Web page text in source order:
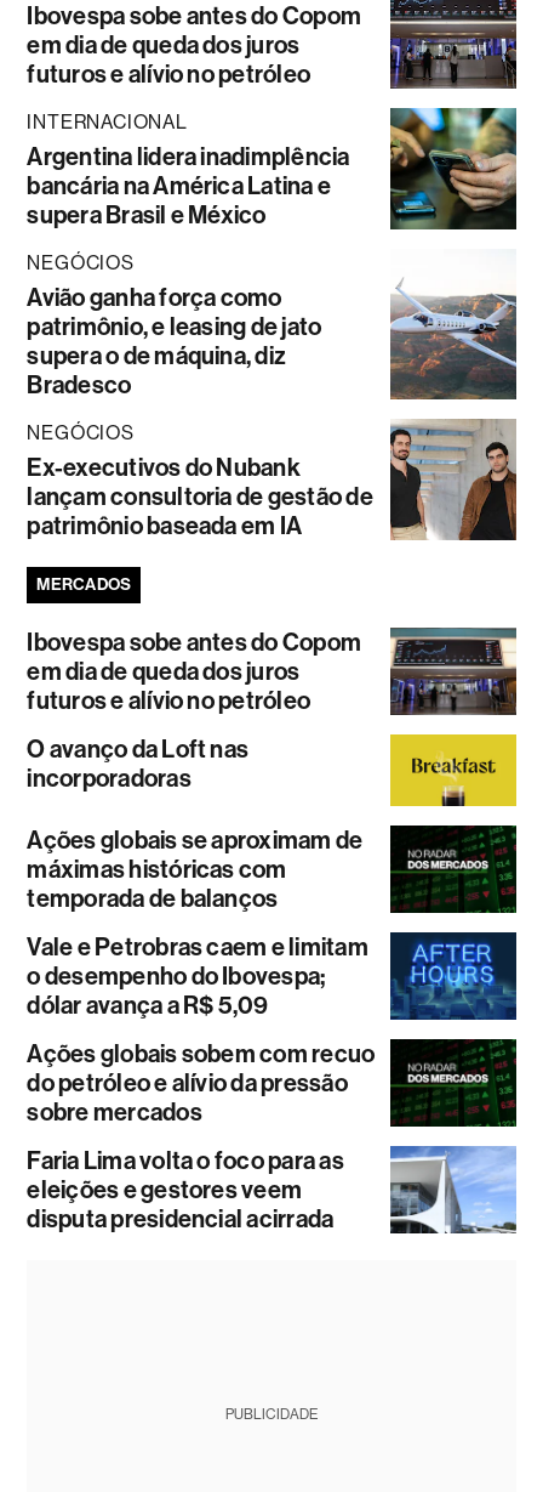
Ibovespa sobe antes do Copom
em dia de queda dos juros
futuros e alívio no petróleo
INTERNACIONAL
Argentina lidera inadimplência
bancária na América Latina e
supera Brasil e México
NEGÓCIOS
Avião ganha força como
patrimônio, e leasing de jato
supera o de máquina, diz
Bradesco
NEGÓCIOS
Ex-executivos do Nubank
lançam consultoria de gestão de
patrimônio baseada em IA
MERCADOS
Ibovespa sobe antes do Copom
em dia de queda dos juros
futuros e alívio no petróleo
O avanço da Loft nas
incorporadoras
Ações globais se aproximam de
máximas históricas com
temporada de balanços
Vale e Petrobras caem e limitam
o desempenho do Ibovespa;
dólar avança a R$ 5,09
Ações globais sobem com recuo
do petróleo e alívio da pressão
sobre mercados
Faria Lima volta o foco para as
eleições e gestores veem
disputa presidencial acirrada
PUBLICIDADE